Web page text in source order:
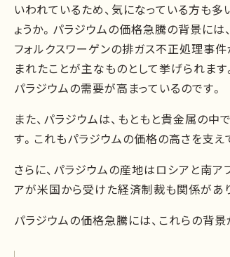
いわれているため、気になっている方も多
ょうか。パラジウムの価格急騰の背景には
フォルクスワーゲンの排ガス不正処理事
まれたことが主なものとして挙げられま
パラジウムの需要が高まっているのです。
また、パラジウムは、もともと貴金属の
す。これもパラジウムの価格の高さを支え
さらに、パラジウムの産地はロシアと南
アが米国から受けた経済制裁も関係があ
パラジウムの価格急騰には、これらの背景